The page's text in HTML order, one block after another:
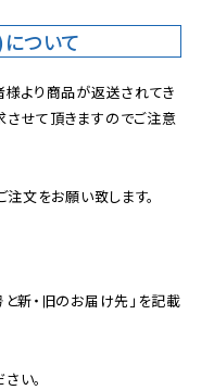
ついて
より商品が返送されてき
せて頂きますのでご注意
と新・旧のお届け先」を記載
い。